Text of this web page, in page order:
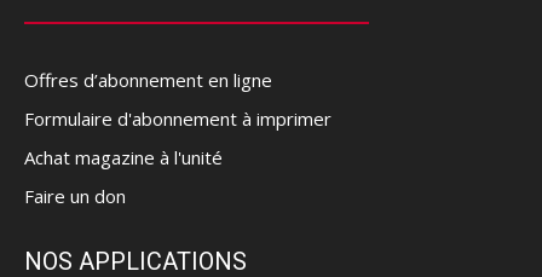
Offres d’abonnement en ligne
Formulaire d'abonnement à imprimer
Achat magazine à l'unité
Faire un don
NOS APPLICATIONS